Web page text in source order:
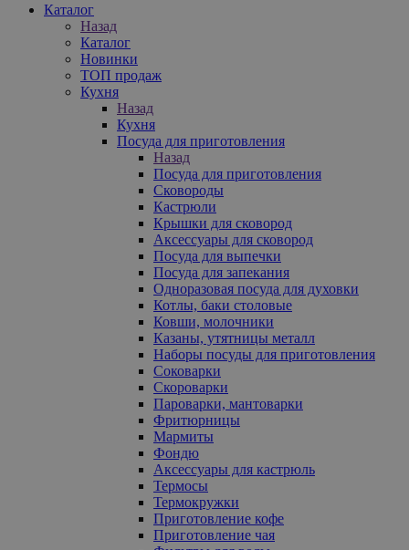
Каталог
Назад
Каталог
Новинки
ТОП продаж
Кухня
Назад
Кухня
Посуда для приготовления
Назад
Посуда для приготовления
Сковороды
Кастрюли
Крышки для сковород
Аксессуары для сковород
Посуда для выпечки
Посуда для запекания
Одноразовая посуда для духовки
Котлы, баки столовые
Ковши, молочники
Казаны, утятницы металл
Наборы посуды для приготовления
Соковарки
Скороварки
Пароварки, мантоварки
Фритюрницы
Мармиты
Фондю
Аксессуары для кастрюль
Термосы
Термокружки
Приготовление кофе
Приготовление чая